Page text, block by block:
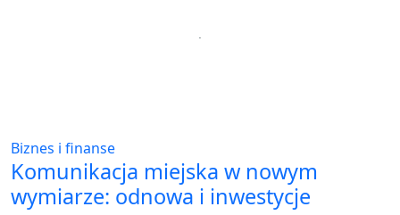
Biznes i finanse
Komunikacja miejska w nowym
wymiarze: odnowa i inwestycje